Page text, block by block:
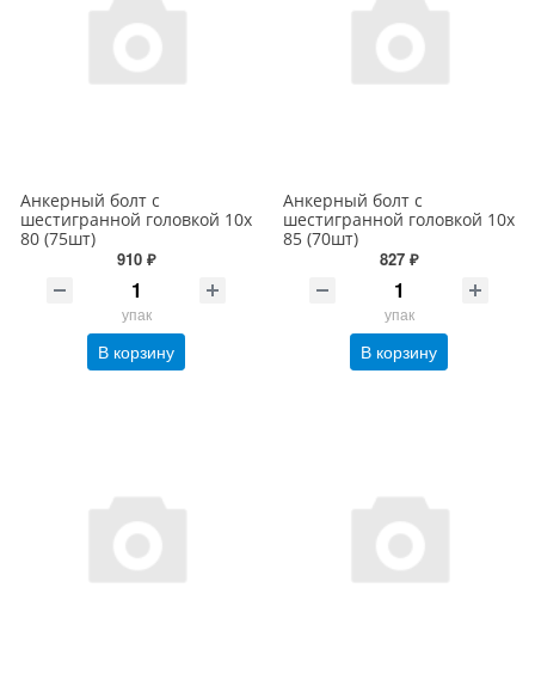
Анкерный болт с
шестигранной головкой 10х
80 (75шт)
910 ₽
упак
В корзину
Анкерный болт с
шестигранной головкой 10х
85 (70шт)
827 ₽
упак
В корзину